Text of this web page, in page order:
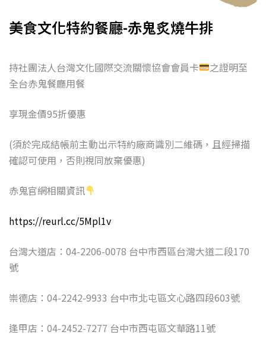
美食文化特約餐廳-赤鬼炙燒牛排
持社團法人台灣文化國際交流關懷協會會員卡
之證明至
全台赤鬼餐廳用餐
享現金價95折優惠
(須於完成結帳前主動出示特約廠商識別二維碼，且經掃描
確認可使用，否則視同放棄優惠)
赤鬼官網相關資訊
https://reurl.cc/5Mpl1v
台灣大道店：04-2206-0078 台中市西區台灣大道二段170
號
崇德店：04-2242-9933 台中市北屯區文心路四段603號
逢甲店：04-2452-7277 台中市西屯區文華路11號